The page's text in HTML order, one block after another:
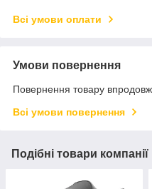
Всі умови оплати
Умови повернення
Повернення товару
Всі умови повернення
Подібні товари компанії